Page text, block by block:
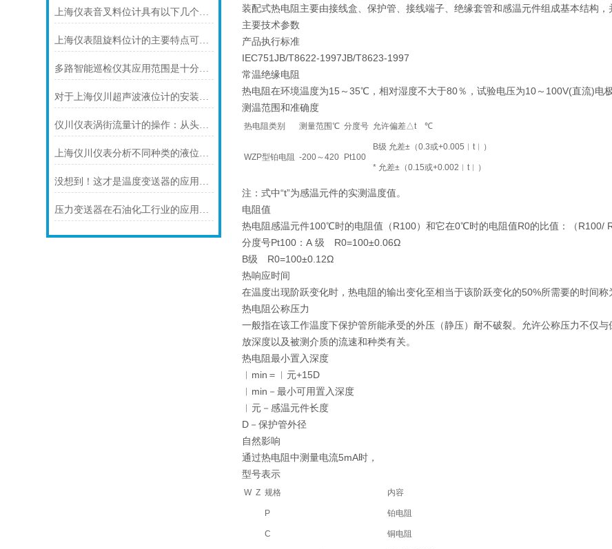
上海仪表音叉料位计具有以下几个主要的用途
上海仪表阻旋料位计的主要特点可归纳如下
多路智能巡检仪其应用范围是十分广泛的
对于上海仪川超声波液位计的安装原理你可知晓！
仪川仪表涡街流量计的操作：从头开始学
上海仪川仪表分析不同种类的液位变送器
没想到！这才是温度变送器的应用特点！
压力变送器在石油化工行业的应用说明
装配式热电阻主要由接线盒、保护管、接线端子、绝缘套管和感温元件组成基本结构，
主要技术参数
产品执行标准
IEC751JB/T8622-1997JB/T8623-1997
常温绝缘电阻
热电阻在环境温度为15～35℃，相对湿度不大于80％，试验电压为10～100V(直流)电
测温范围和准确度
热电阻类别 测量范围℃ 分度号 允许偏差△t ℃
WZP型铂电阻 -200～420 Pt100
B级 允差±（0.3或+0.005︱t︱）
* 允差±（0.15或+0.002︱t︱）
注：式中“t”为感温元件的实测温度值。
电阻值
热电阻感温元件100℃时的电阻值（R100）和它在0℃时的电阻值R0的比值：（R100/
分度号Pt100：A 级 R0=100±0.06Ω
B级 R0=100±0.12Ω
热响应时间
在温度出现阶跃变化时，热电阻的输出变化至相当于该阶跃变化的50%所需要的时间称
热电阻公称压力
一般指在该工作温度下保护管所能承受的外压（静压）耐不破裂。允许公称压力不仅
放深度以及被测介质的流速和种类有关。
热电阻最小置入深度
︱min＝︱元+15D
︱min－最小可用置入深度
︱元－感温元件长度
D－保护管外径
自然影响
通过热电阻中测量电流5mA时，
型号表示
W Z 规格 内容
P 铂电阻
C 铜电阻